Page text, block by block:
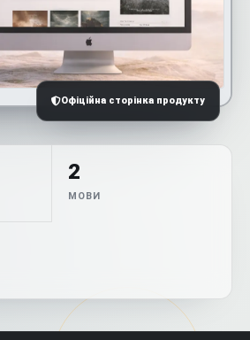
Офіційна сторінка продукту
2
МОВИ